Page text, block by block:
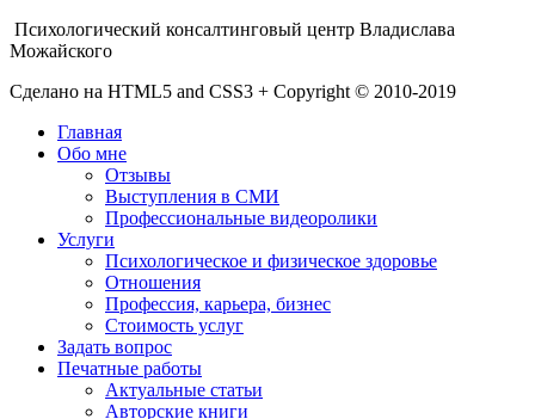
Психологический консалтинговый центр Владислава
Можайского
Сделано на HTML5 and CSS3 + Copyright © 2010-2019
Главная
Обо мне
Отзывы
Выступления в СМИ
Профессиональные видеоролики
Услуги
Психологическое и физическое здоровье
Отношения
Профессия, карьера, бизнес
Стоимость услуг
Задать вопрос
Печатные работы
Актуальные статьи
Авторские книги